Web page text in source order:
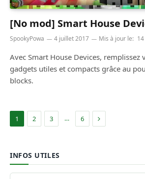
[No mod] Smart House
SpookyPowa 4 juillet 2017 Mis à jour le:
Avec Smart House Devices, remplissez
gadgets utiles et compacts grâce au
blocks.
1 2 3 … 6 Suivant
INFOS UTILES